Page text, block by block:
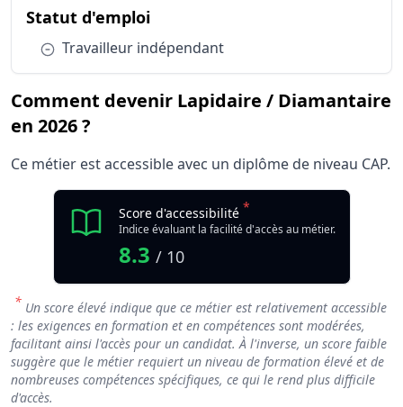
Statut d'emploidu métier Lapidaire /
Condition :
Travailleur indépendant
Comment devenir Lapidaire / Diamantaire
en 2026 ?
Ce métier est accessible avec un diplôme de niveau CAP.
Score d'accessibilité *
Indice évaluant la facilité d'accès au métier.
8.3 / 10
* Un score élevé indique que ce métier est relativement accessible
: les exigences en formation et en compétences sont modérées,
facilitant ainsi l'accès pour un candidat. À l'inverse, un score faible
suggère que le métier requiert un niveau de formation élevé et de
nombreuses compétences spécifiques, ce qui le rend plus difficile
d'accès.